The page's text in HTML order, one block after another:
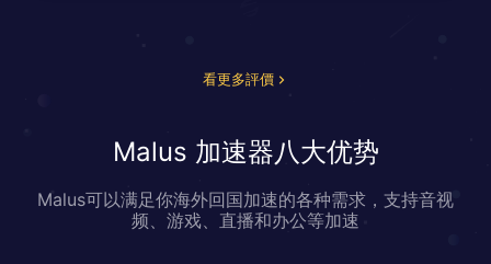
看更多評價
Malus 加速器八大优势
Malus可以满足你海外回国加速的各种需求，支持音视
频、游戏、直播和办公等加速